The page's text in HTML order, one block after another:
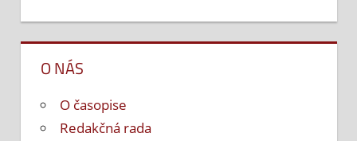
O NÁS
O časopise
Redakčná rada